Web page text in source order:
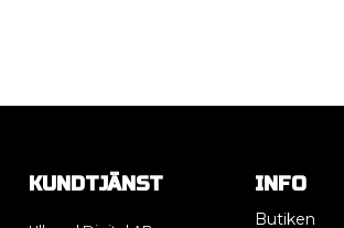
KUNDTJÄNST INFO
Butiken